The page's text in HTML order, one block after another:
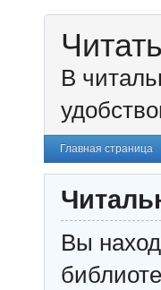
В
Главная страница
Вы